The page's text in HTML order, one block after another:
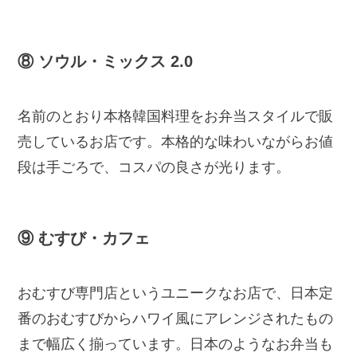
⑧ ソウル・ミックス 2.0
名前のとおり本格韓国料理をお弁当スタイルで販
売しているお店です。本格的な味わいながらお値
段は手ごろで、コスパの良さが光ります。
⑨ むすび・カフェ
おむすび専門店というユニークなお店で、日本定
番のおむすびからハワイ風にアレンジされたもの
まで幅広く揃っています。日本のようなお弁当も